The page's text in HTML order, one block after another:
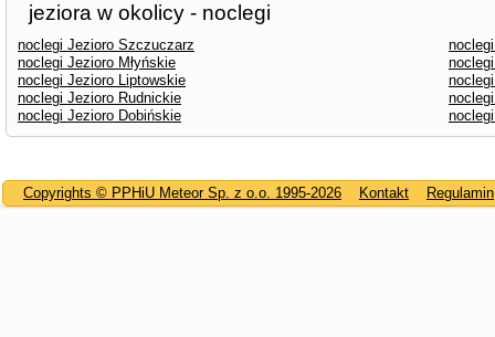
jeziora w okolicy - noclegi
noclegi Jezioro Szczuczarz
noclegi Jezioro Młyńskie
noclegi Jezioro Liptowskie
noclegi Jezioro Rudnickie
noclegi Jezioro Dobińskie
Copyrights © PPHiU Meteor Sp. z o.o. 1995-2026 Kontakt Regulamin